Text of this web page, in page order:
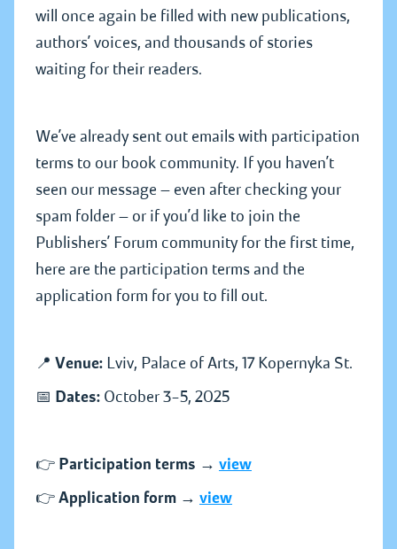
will once again be filled with new publications,
authors’ voices, and thousands of stories
waiting for their readers.
We’ve already sent out emails with participation
terms to our book community. If you haven’t
seen our message — even after checking your
spam folder — or if you’d like to join the
Publishers’ Forum community for the first time,
here are the participation terms and the
application form for you to fill out.
📍 Venue: Lviv, Palace of Arts, 17 Kopernyka St.
📅 Dates: October 3–5, 2025
👉 Participation terms → view
👉Application form → view